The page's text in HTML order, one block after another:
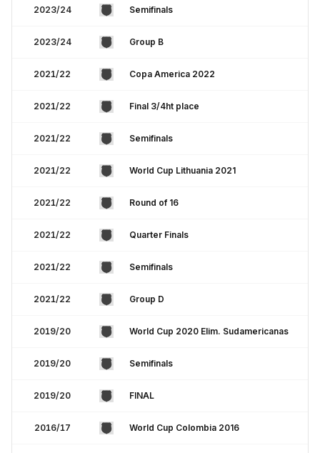
2023/24 Semifinals
2023/24 Group B
2021/22 Copa America 2022
2021/22 Final 3/4ht place
2021/22 Semifinals
2021/22 World Cup Lithuania 2021
2021/22 Round of 16
2021/22 Quarter Finals
2021/22 Semifinals
2021/22 Group D
2019/20 World Cup 2020 Elim. Sudamericanas
2019/20 Semifinals
2019/20 FINAL
2016/17 World Cup Colombia 2016